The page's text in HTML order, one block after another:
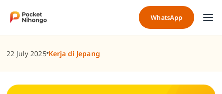
content
WhatsApp
22 July 2025 Kerja di Jepang